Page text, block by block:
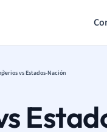
vs Estados-Nación